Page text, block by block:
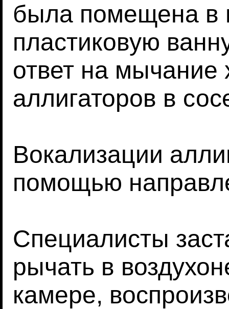
была помещена в
пластиковую
ответ на мычание
аллигаторов в
Вокализации
помощью
Специалисты
рычать в
камере,